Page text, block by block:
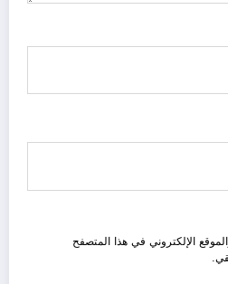
الإلكتروني في هذا المتصفح